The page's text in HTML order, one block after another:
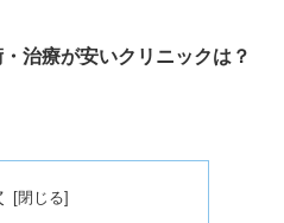
治療が安いクリニックは？